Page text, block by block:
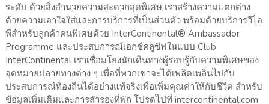
ระดับ ด้วยสิ่งอำนวยความสะดวกสุดพิเศษ เราสร้างความแตกต่าง
ด้วยความเอาใจใส่และการบริการที่เป็นส่วนตัว พร้อมด้วยบริการวีไอ
พีสำหรับลูกค้าคนพิเศษด้วย InterContinental® Ambassador
Programme และประสบการณ์เอกซ์คลูซีฟในแบบ Club
InterContinental เราเชื่อมโยงนักเดินทางผู้รอบรู้กับความพิเศษของ
จุดหมายปลายทางต่าง ๆ เพื่อที่พวกเขาจะได้เพลิดเพลินไปกับ
ประสบการณ์ท้องถิ่นได้อย่างแท้จริงเพื่อเพิ่มคุณค่าให้กับชีวิต สำหรับ
ข้อมูลเพิ่มเติมและการสำรองที่พัก โปรดไปที่ intercontinental.com